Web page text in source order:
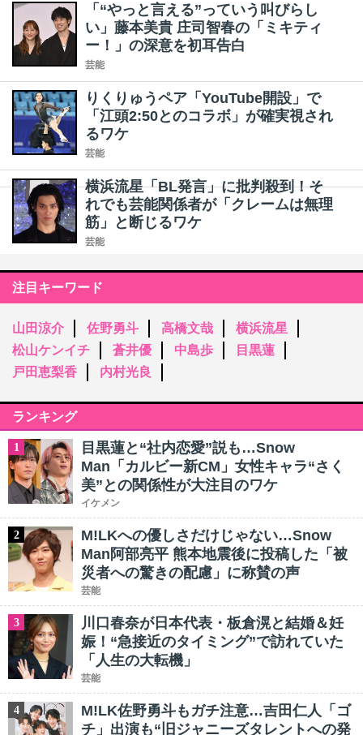
「“やっと言える”っていう叫びらし
い」藤本美貴 庄司智春の「ミキティ
ー！」の深意を初耳告白
芸能
りくりゅうペア「YouTube開設」で
「江頭2:50とのコラボ」が確実視され
るワケ
芸能
横浜流星「BL発言」に批判殺到！そ
れでも芸能関係者が「クレームは無理
筋」と断じるワケ
芸能
注目キーワード
山田涼介 佐野勇斗 高橋文哉
横浜流星
松山ケンイチ
蒼井優 中島歩
目黒蓮
戸田恵梨香
内村光良
ランキング
1
目黒蓮と“社内恋愛”説も…Snow
Man「カルビー新CM」女性キャラ“さく
美”との関係性が大注目のワケ
イケメン
2
M!LKへの優しさだけじゃない…Snow
Man阿部亮平 熊本地震後に投稿した「被
災者への驚きの配慮」に称賛の声
芸能
3
川口春奈が日本代表・板倉滉と結婚＆妊
娠！“急接近のタイミング”で訪れていた
「人生の大転機」
芸能
4
M!LK佐野勇斗もガチ注意…吉田仁人「ゴ
チ」出演も“旧ジャニーズタレントへの発